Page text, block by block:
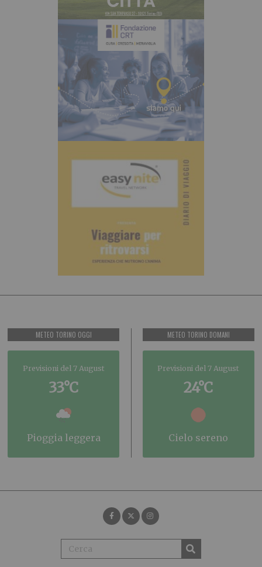
METEO TORINO OGGI
Previsioni del 7 August
33°C
pioggia leggera
METEO TORINO DOMANI
Previsioni del 7 August
24°C
cielo sereno